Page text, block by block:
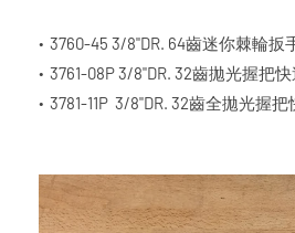
3760-45 3/8"DR. 64齒迷你棘輪扳
3761-08P 3/8"DR. 32齒拋光握把
3781-11P 3/8"DR. 32齒全拋光握